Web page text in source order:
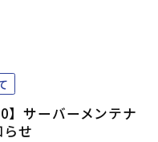
】サーバーメンテナ
せ